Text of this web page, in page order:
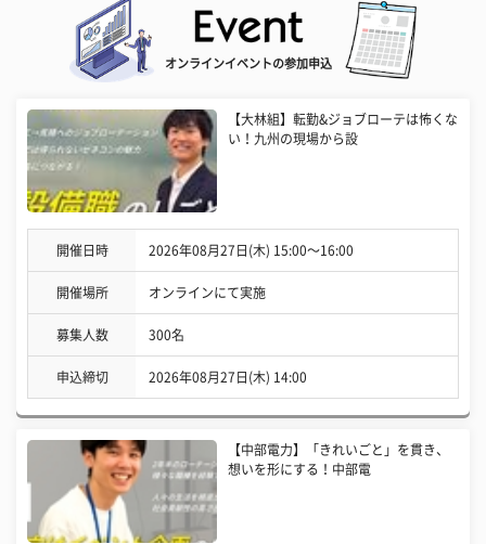
オンラインイベントの参加申込
【大林組】転勤&ジョブローテは怖くな
い！九州の現場から設
開催日時 2026年08月27日(木) 15:00〜16:00
開催場所 オンラインにて実施
募集人数 300名
申込締切 2026年08月27日(木) 14:00
【中部電力】「きれいごと」を貫き、
想いを形にする！中部電